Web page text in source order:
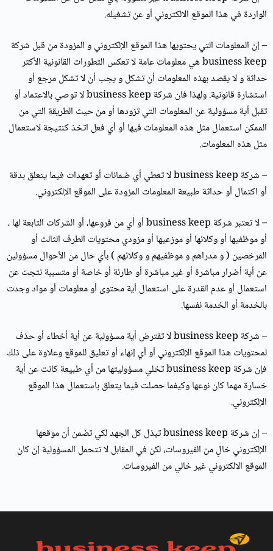
الواردة في هذا الموقع الالكتروني أو عن تشغيله.
– إن المعلومات التي يحتويها هذا الموقع الإلكتروني و المزودة من قبل شركة
business keep هي معلومات عامة لا تعكس التطورات القانونية الأكثر
حداثة و لا يقصد بهذه المعلومات أن تشكل و يجب أن لا تشكل مرجع أو
استشارة قانونية. ولهذا فان شركة business keep لا توصي بالاعتماد أو
تقبل أية مسؤولية عن المعلومات التي تزودها أو من حيث الطريقة التي من
الممكن استعمال مثل هذه المعلومات فيها أو أي فعل اتخذ كنتيجة لاستعمال
مثل هذه المعلومات.
– شركة business keep لا تعطي أي ضمانات أو تعهدات فيما يتعلق بدقة
أو اكتمال أو حداثة طبيعة المعلومات المزودة على الموقع الإلكتروني.
– لا تعتبر شركة business keep أو أي من فروعها، أو الشركات التابعة لها ،
أو موظفيها أو وكلائها أو موزعيها أو مزودي محتويات الطرف الثالث أو
المرخصين ( و مدراهم و موظفيهم و وكلائهم ) بأي حال من الأحوال مسؤولين
عن أية أضرار مباشرة أو غير مباشرة أو طارئة أو خاصة أو متسببة نتجت عن
استعمال أو عدم القدرة على استعمال أية محتوى أو معلومات أو مواد وجدت
بالخدمة أو الخدمة نفسها.
– شركة business keep لا تفترض أية مسؤولية عن أية أخطاء أو حذف
لمحتويات هذا الموقع الإلكتروني أو أي إنهاء أو تعليق للموقع وعلاوة على ذلك
فإن شركة business keep تخلي مسؤوليتها من أي طبيعة كانت عن أية
خسارة مهما كان نوعها وكيفما حصلت فيما يتعلق باستعمال هذا الموقع
الإلكتروني.
– إن شركة business keep تبذل كل الجهد لكي تضمن أن موقعها
الإلكتروني خالٍ من الفيروسات، لكن في المقابل لا تتحمل المسؤولية إن كان
الموقع الالكتروني غير خالي من الفيروسات.